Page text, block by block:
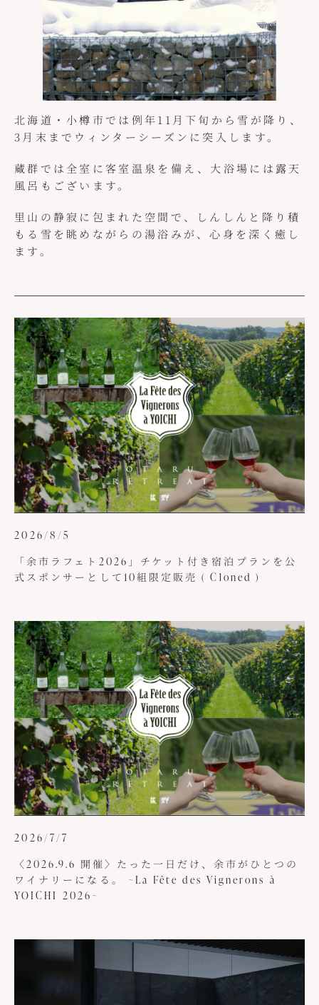
北海道・小樽市では例年11月下旬から雪が降り、
3月末までウィンターシーズンに突入します。
蔵群では全室に客室温泉を備え、大浴場には露天
風呂もございます。
里山の静寂に包まれた空間で、しんしんと降り積
もる雪を眺めながらの湯浴みが、心身を深く癒し
ます。
2026/8/5
「余市ラフェト2026」チケット付き宿泊プランを公
式スポンサーとして10組限定販売 ( Cloned )
2026/7/7
〈2026.9.6 開催〉たった一日だけ、余市がひとつの
ワイナリーになる。 ~La Fête des Vignerons à
YOICHI 2026~